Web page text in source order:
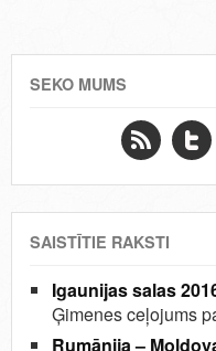
SEKO MUMS
SAISTĪTIE RAKSTI
Igaunijas salas
Ģimenes ceļojums
Rumānija –